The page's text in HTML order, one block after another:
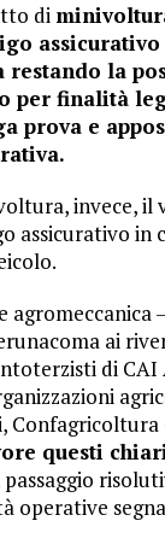
di
assicurativo
la
per finalità
prova e
invece, il
assicurativo in
agromeccanica
ai
di CAI
questi
operative